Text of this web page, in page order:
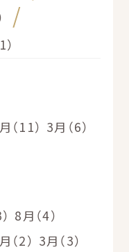
（11） 3月（6）
8月（4）
（2） 3月（3）